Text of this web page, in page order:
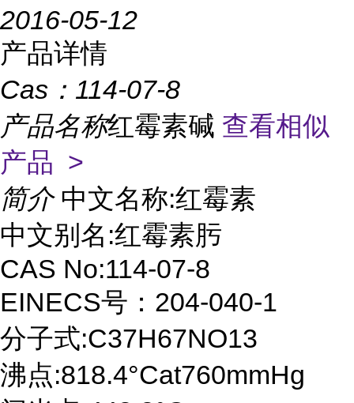
2016-05-12
产品详情
Cas： 114-07-8
产品名称红霉素碱 查看相似
产品 >
简介 中文名称:红霉素
中文别名:红霉素肟
CAS No:114-07-8
EINECS号：204-040-1
分子式:C37H67NO13
沸点:818.4°Cat760mmHg